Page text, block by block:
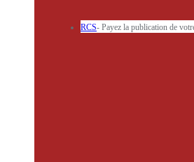
RCS- Payez la publication de